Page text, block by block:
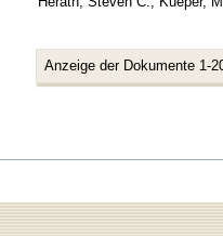
Anzeige der Dokumente 1-